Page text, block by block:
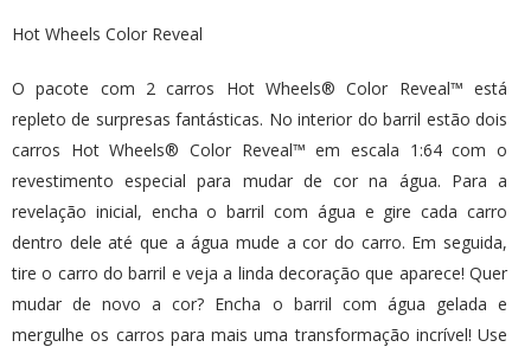
Hot Wheels Color Reveal
O pacote com 2 carros Hot Wheels® Color Reveal™ está
repleto de surpresas fantásticas. No interior do barril estão dois
carros Hot Wheels® Color Reveal™ em escala 1:64 com o
revestimento especial para mudar de cor na água. Para a
revelação inicial, encha o barril com água e gire cada carro
dentro dele até que a água mude a cor do carro. Em seguida,
tire o carro do barril e veja a linda decoração que aparece! Quer
mudar de novo a cor? Encha o barril com água gelada e
mergulhe os carros para mais uma transformação incrível! Use